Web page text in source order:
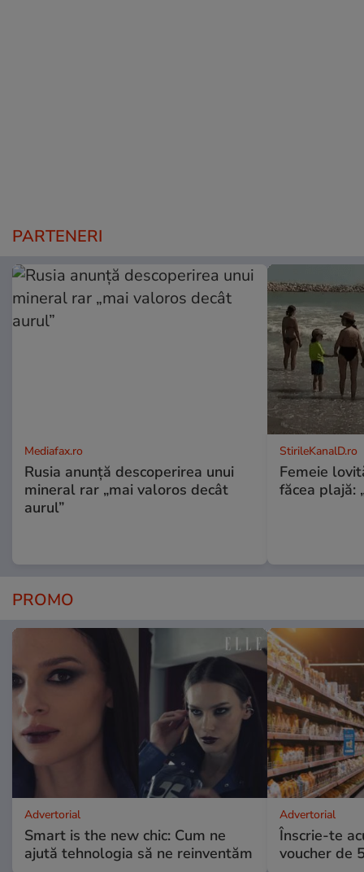
PARTENERI
Mediafax.ro
Rusia anunță descoperirea unui
mineral rar „mai valoros decât
aurul”
StirileKanalD.ro
Femeie
făcea plajă:
PROMO
Advertorial
Smart is the new chic: Cum ne
ajută tehnologia să ne reinventăm
Advertorial
Înscrie-te
voucher de